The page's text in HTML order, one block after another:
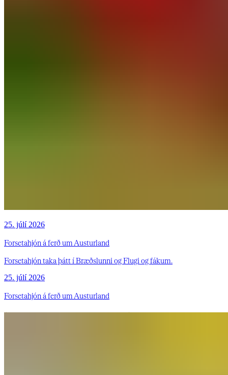
25. júlí 2026
Forsetahjón á ferð um Austurland
Forsetahjón taka þátt í Bræðslunni og Flugi og fákum.
25. júlí 2026
Forsetahjón á ferð um Austurland